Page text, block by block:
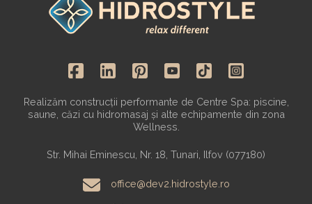
Realizăm construcții performante de Centre Spa: piscine,
saune, căzi cu hidromasaj și alte echipamente din zona
Wellness.
Str. Mihai Eminescu, Nr. 18, Tunari, Ilfov (077180)
office@dev2.hidrostyle.ro